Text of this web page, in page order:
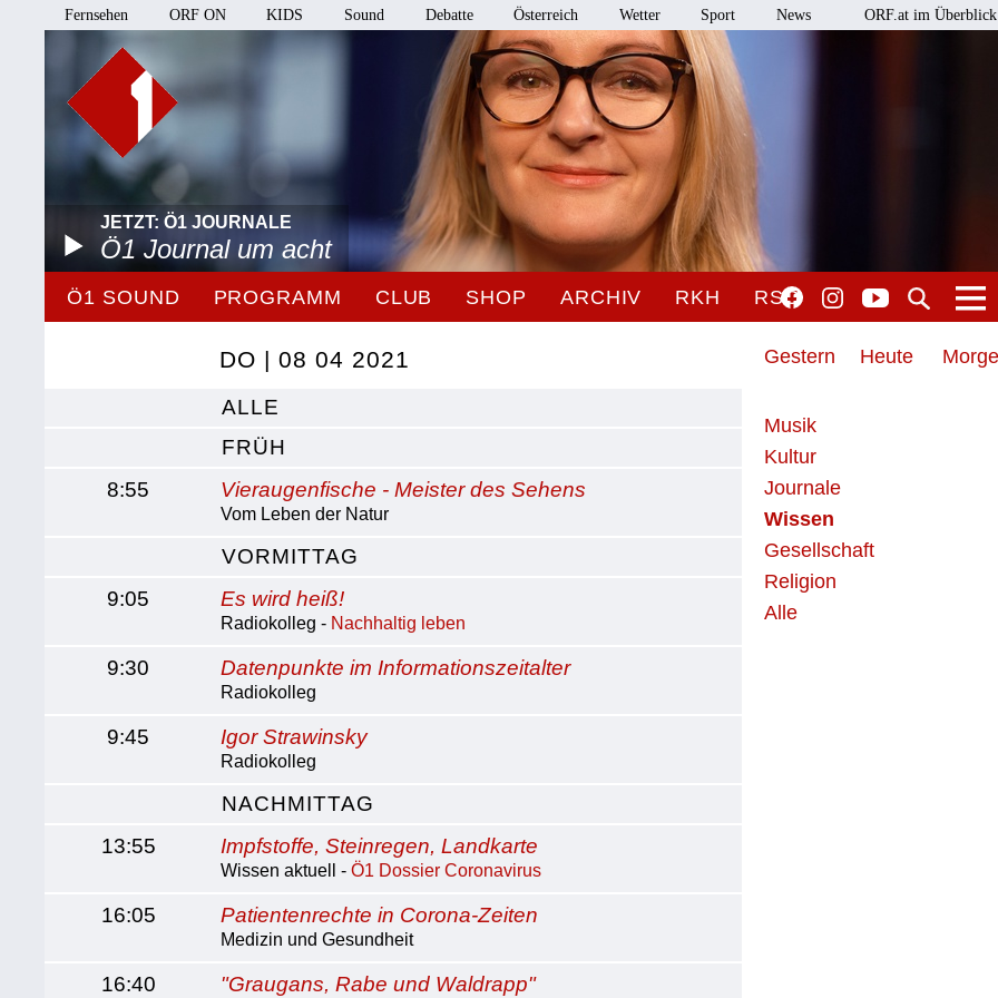
Fernsehen ORF ON KIDS Sound Debatte Österreich Wetter Sport News ORF.at im Überblick
JETZT: Ö1 JOURNALE
Ö1 Journal um acht
Ö1 SOUND PROGRAMM CLUB SHOP ARCHIV RKH RSO
Gestern Heute
Musik
Kultur
Journale
Wissen
Gesellschaft
Religion
Alle
DO | 08 04 2021
ALLE
FRÜH
8:55
Vieraugenfische - Meister des Sehens
Vom Leben der Natur
VORMITTAG
9:05
Es wird heiß!
Radiokolleg - Nachhaltig leben
9:30 Datenpunkte im Informationszeitalter
Radiokolleg
9:45 Igor Strawinsky
Radiokolleg
NACHMITTAG
13:55
Impfstoffe, Steinregen, Landkarte
Wissen aktuell -Ö1 Dossier Coronavirus
16:05 Patientenrechte in Corona-Zeiten
Medizin und Gesundheit
16:40 "Graugans, Rabe und Waldrapp"